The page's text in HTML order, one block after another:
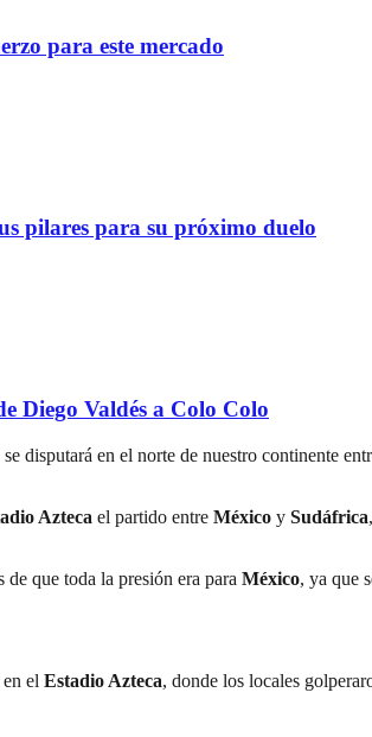
para este mercado
pilares para su próximo duelo
Diego Valdés a Colo Colo
disputará en el norte de nuestro continente
Azteca el partido entre México y Sudáfrica
de que toda la presión era para México, ya que
en el Estadio Azteca, donde los locales